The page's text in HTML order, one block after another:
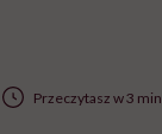
Przeczytasz w 3 min